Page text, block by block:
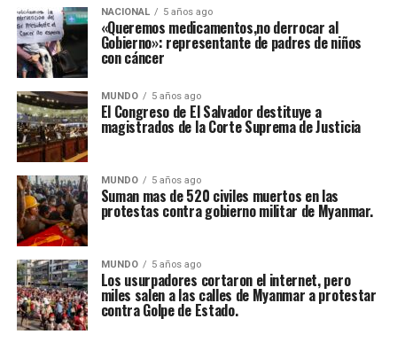
NACIONAL 5 años ago
«Queremos medicamentos,no derrocar al
Gobierno»: representante de padres de niños
con cáncer
MUNDO 5 años ago
El Congreso de El Salvador destituye a
magistrados de la Corte Suprema de Justicia
MUNDO 5 años ago
Suman mas de 520 civiles muertos en las
protestas contra gobierno militar de Myanmar.
MUNDO 5 años ago
Los usurpadores cortaron el internet, pero
miles salen a las calles de Myanmar a protestar
contra Golpe de Estado.